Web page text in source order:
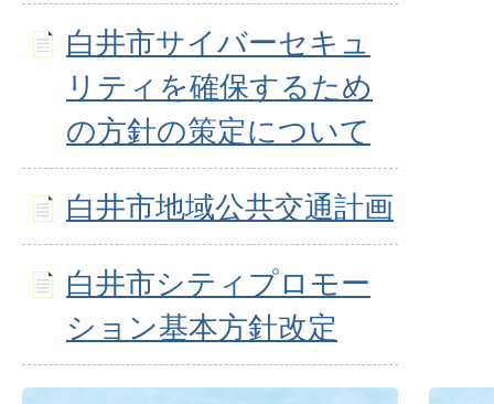
白井市サイバーセキュ
リティを確保するため
の方針の策定について
白井市地域公共交通計画
白井市シティプロモー
ション基本方針改定